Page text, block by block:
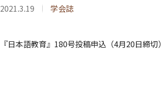
2021.3.19 学会誌
『日本語教育』180号投稿申込（4月20日締切）